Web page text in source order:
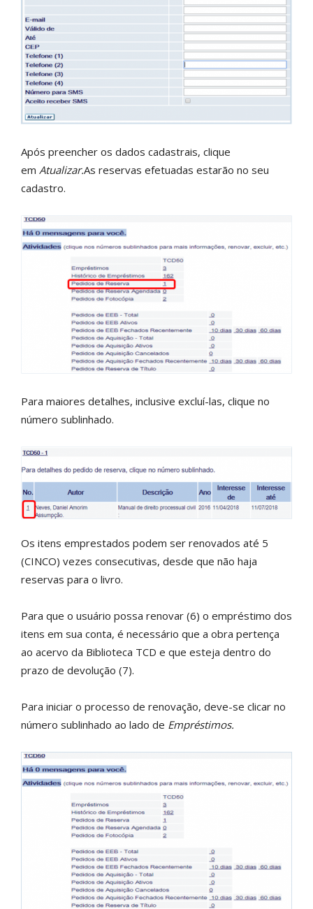
Após preencher os dados cadastrais, clique
em Atualizar.As reservas efetuadas estarão no seu
cadastro.
Para maiores detalhes, inclusive excluí-las, clique no
número sublinhado.
Os itens emprestados podem ser renovados até 5
(CINCO) vezes consecutivas, desde que não haja
reservas para o livro.
Para que o usuário possa renovar (6) o empréstimo dos
itens em sua conta, é necessário que a obra pertença
ao acervo da Biblioteca TCD e que esteja dentro do
prazo de devolução (7).
Para iniciar o processo de renovação, deve-se clicar no
número sublinhado ao lado de Empréstimos.